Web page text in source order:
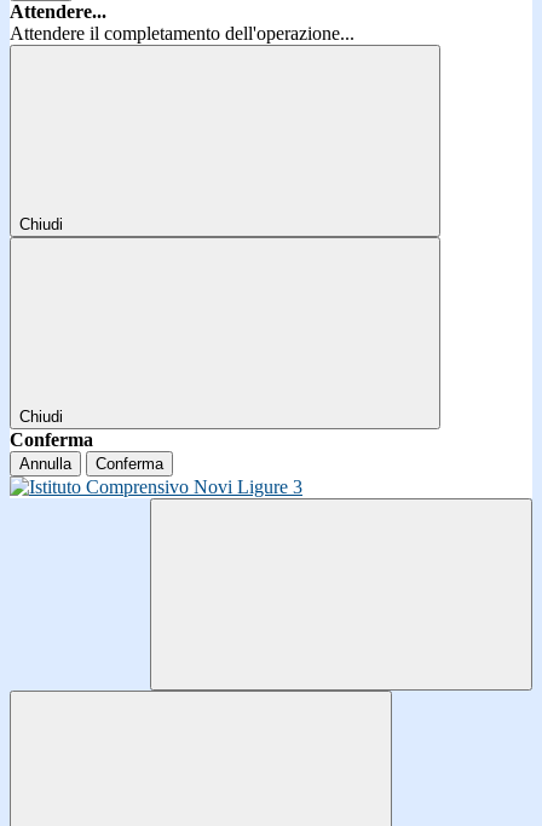
Attendere...
Attendere il completamento dell'operazione...
Chiudi
Chiudi
Conferma
Annulla Conferma